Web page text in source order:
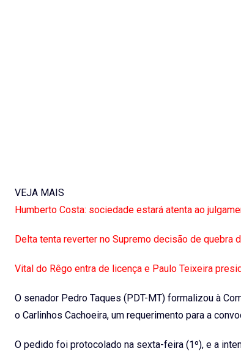
VEJA MAIS
Humberto Costa: sociedade estará atenta ao
Delta tenta reverter no Supremo decisão de quebra
Vital do Rêgo entra de licença e Paulo Teixeira
O senador Pedro Taques (PDT-MT) formalizou à
o Carlinhos Cachoeira, um requerimento para a
O pedido foi protocolado na sexta-feira (1º), e a